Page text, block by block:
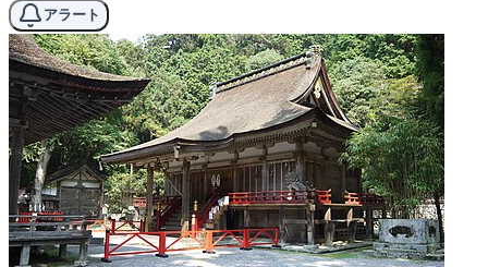
アラート